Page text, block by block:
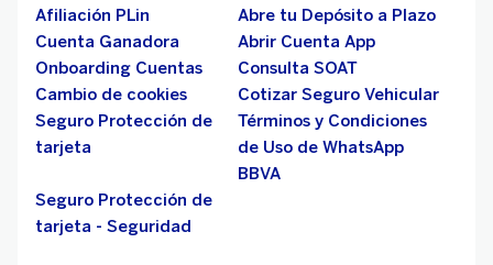
Afiliación PLin
Abre tu Depósito a Plazo
Cuenta Ganadora
Abrir Cuenta App
Onboarding Cuentas
Consulta SOAT
Cambio de cookies
Cotizar Seguro Vehicular
Seguro Protección de
tarjeta
Términos y Condiciones
de Uso de WhatsApp
BBVA
Seguro Protección de
tarjeta - Seguridad